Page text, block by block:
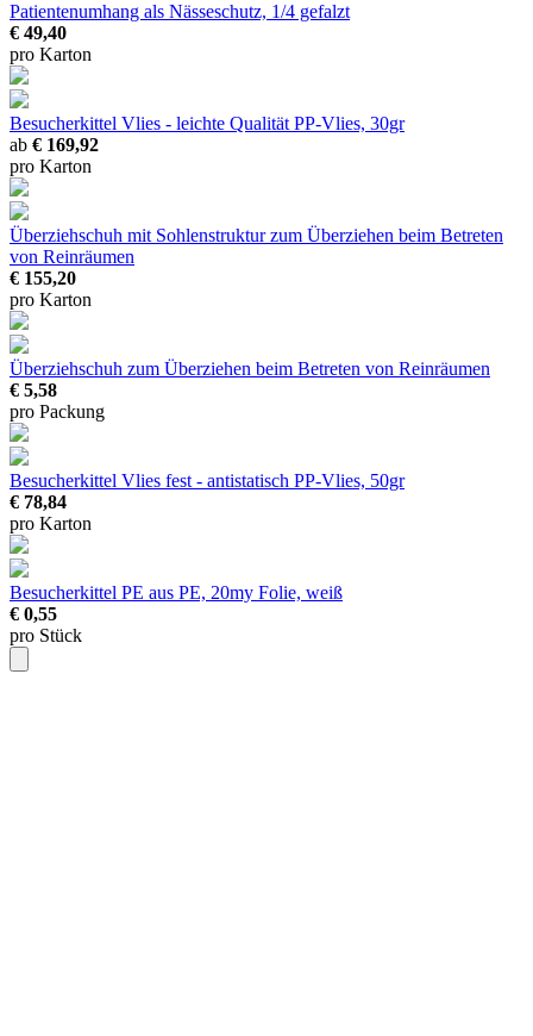
Patientenumhang als Nässeschutz, 1/4 gefalzt
€ 49,40
pro Karton
Besucherkittel Vlies - leichte Qualität PP-Vlies, 30gr
ab € 169,92
pro Karton
Überziehschuh mit Sohlenstrukturzum Überziehen beim Betreten
von Reinräumen
€ 155,20
pro Karton
Überziehschuh zum Überziehen beim Betreten von Reinräumen
€ 5,58
pro Packung
Besucherkittel Vlies fest - antistatisch PP-Vlies, 50gr
€ 78,84
pro Karton
Besucherkittel PE aus PE, 20my Folie, weiß
€ 0,55
pro Stück